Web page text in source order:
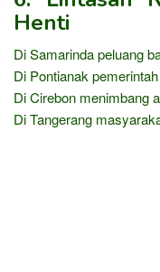
Henti
Di Samarinda peluang
Di Pontianak
Di Cirebon menimbang
Di Tangerang